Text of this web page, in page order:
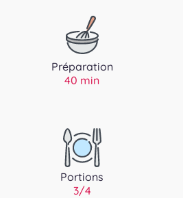
Préparation
40 min
Portions
3/4